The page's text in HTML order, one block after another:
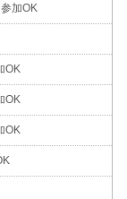
加OK
OK
OK
OK